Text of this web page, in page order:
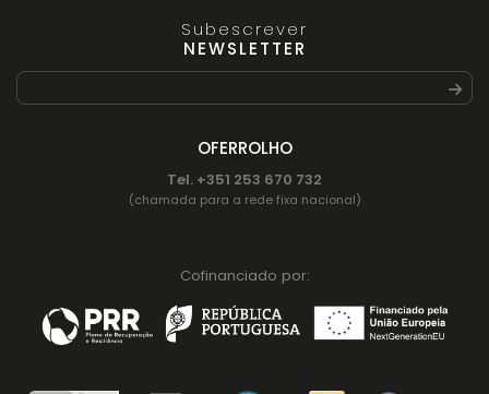
Subescrever
NEWSLETTER
OFERROLHO
Tel. +351 253 670 732
(chamada para a rede fixa nacional)
Cofinanciado por: